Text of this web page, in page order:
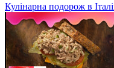
Кулінарна подорож в